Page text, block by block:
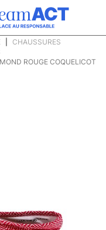
CHAUSSURES
ROUGE COQUELICOT